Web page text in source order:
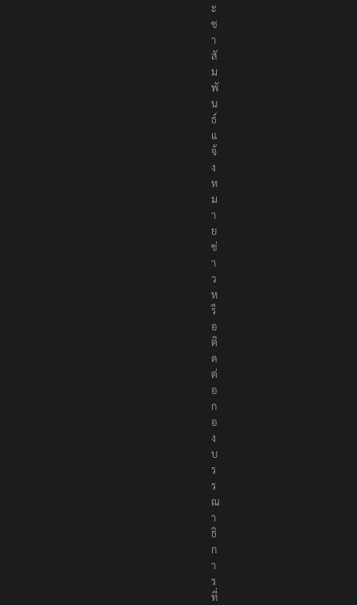
ะ
ช
า
สั
ม
พั
น
ธ์
แ
จ้
ง
ห
ม
า
ย
ข่
า
ว
ห
รื
อ
ติ
ด
ต่
อ
ก
อ
ง
บ
ร
ร
ณ
า
ธิ
ก
า
ร
ที่